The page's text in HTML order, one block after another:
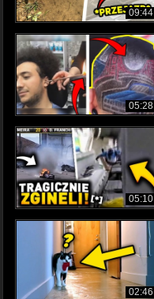
09:44
05:28
05:10
02:46